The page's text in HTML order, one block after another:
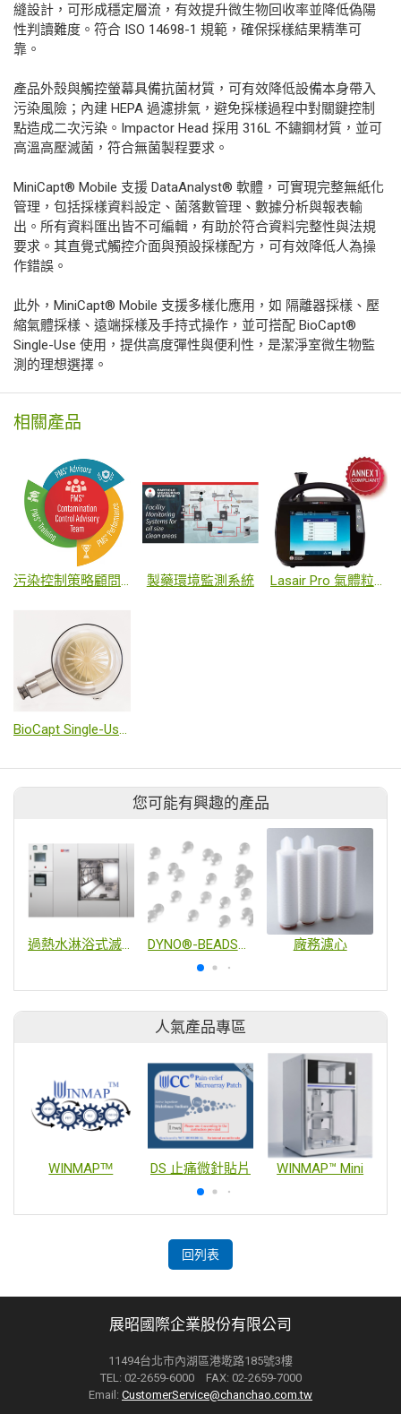
縫設計，可形成穩定層流，有效提升微生物回收率並降低偽陽
性判讀難度。符合 ISO 14698-1 規範，確保採樣結果精準可
靠。
產品外殼與觸控螢幕具備抗菌材質，可有效降低設備本身帶入
污染風險；內建 HEPA 過濾排氣，避免採樣過程中對關鍵控制
點造成二次污染。Impactor Head 採用 316L 不鏽鋼材質，並可
高溫高壓滅菌，符合無菌製程要求。
MiniCapt® Mobile 支援 DataAnalyst® 軟體，可實現完整無紙化
管理，包括採樣資料設定、菌落數管理、數據分析與報表輸
出。所有資料匯出皆不可編輯，有助於符合資料完整性與法規
要求。其直覺式觸控介面與預設採樣配方，可有效降低人為操
作錯誤。
此外，MiniCapt® Mobile 支援多樣化應用，如 隔離器採樣、壓
縮氣體採樣、遠端採樣及手持式操作，並可搭配 BioCapt®
Single-Use 使用，提供高度彈性與便利性，是潔淨室微生物監
測的理想選擇。
相關產品
污染控制策略顧問服務 製藥環境監測系統 Lasair Pro 氣體粒子計數器
BioCapt Single-Use 一次性微生物採樣器(BCSU)
您可能有興趣的產品
過熱水淋浴式滅菌機 (Autoclave) DYNO®-BEADS_Type G 研磨珠 廠務濾心
人氣產品專區
WINMAPᵀᴹ DS 止痛微針貼片 WINMAP™ Mini
回列表
展昭國際企業股份有限公司
11494台北市內湖區港墘路185號3樓
TEL: 02-2659-6000 FAX: 02-2659-7000
Email: CustomerService@chanchao.com.tw